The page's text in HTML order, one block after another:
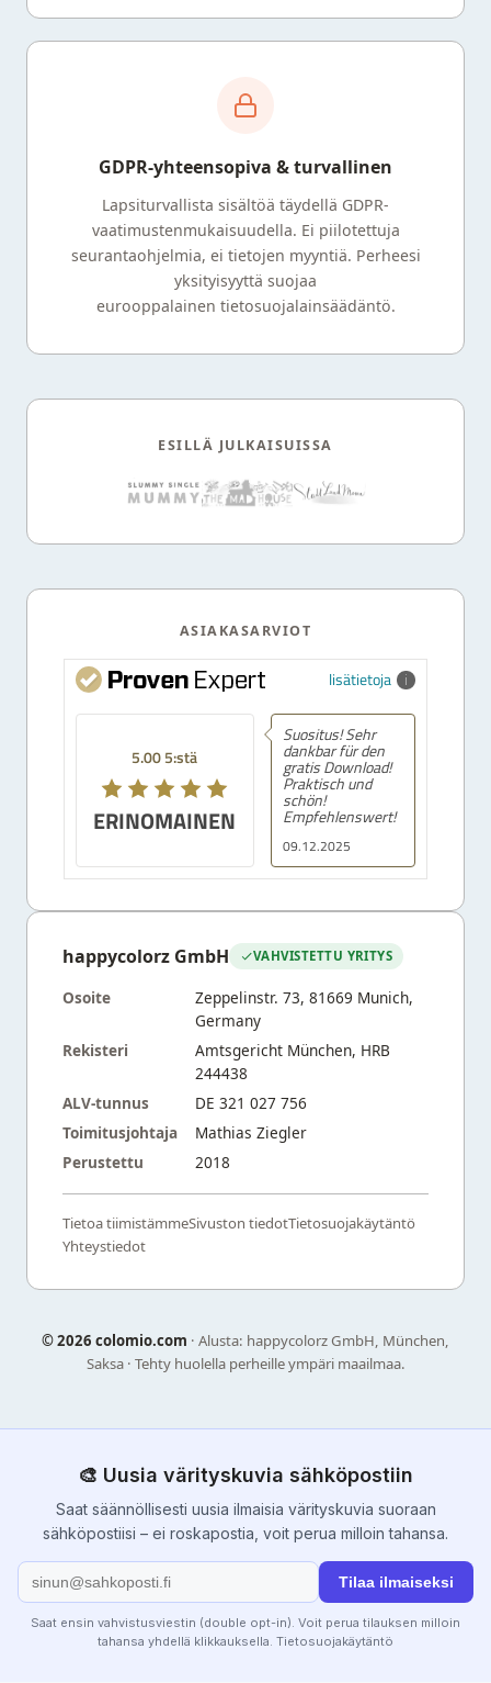
GDPR-yhteensopiva & turvallinen
Lapsiturvallista sisältöä täydellä GDPR-
vaatimustenmukaisuudella. Ei piilotettuja
seurantaohjelmia, ei tietojen myyntiä. Perheesi
yksityisyyttä suojaa
eurooppalainen tietosuojalainsäädäntö.
ESILLÄ JULKAISUISSA
ASIAKASARVIOT
lisätietoja
5.00 5:stä
ERINOMAINEN
09.12.2025
Suositus! Sehr
dankbar für den
gratis Download!
Praktisch und
schön!
Empfehlenswert!
happycolorz GmbH VAHVISTETTU YRITYS
Osoite
Zeppelinstr. 73, 81669 Munich,
Germany
Rekisteri
Amtsgericht München, HRB
244438
ALV-tunnus
DE 321 027 756
Toimitusjohtaja
Mathias Ziegler
Perustettu
2018
Tietoa tiimistämmeSivuston tiedotTietosuojakäytäntö
Yhteystiedot
©2026 colomio.com · Alusta: happycolorz GmbH, München,
Saksa · Tehty huolella perheille ympäri maailmaa.
🎨 Uusia värityskuvia sähköpostiin
Saat säännöllisesti uusia ilmaisia värityskuvia suoraan
sähköpostiisi – ei roskapostia, voit perua milloin tahansa.
Tilaa ilmaiseksi
Saat ensin vahvistusviestin (double opt-in). Voit perua tilauksen milloin
tahansa yhdellä klikkauksella. Tietosuojakäytäntö